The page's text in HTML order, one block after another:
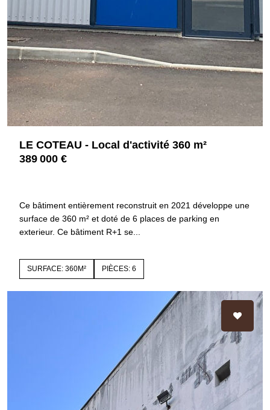
LE COTEAU - Local d'activité 360 m²
389 000 €
Ce bâtiment entièrement reconstruit en 2021 développe une
surface de 360 m² et doté de 6 places de parking en
exterieur. Ce bâtiment R+1 se...
SURFACE: 360M² PIÈCES: 6